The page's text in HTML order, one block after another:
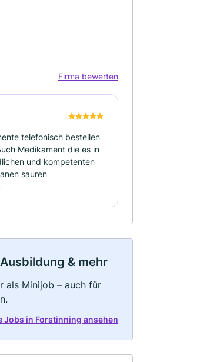
Firma bewerten
telefonisch bestellen
Medikament die es in
und kompetenten
sauren
& mehr
als Minijob – auch für
Jobs in Forstinning ansehen